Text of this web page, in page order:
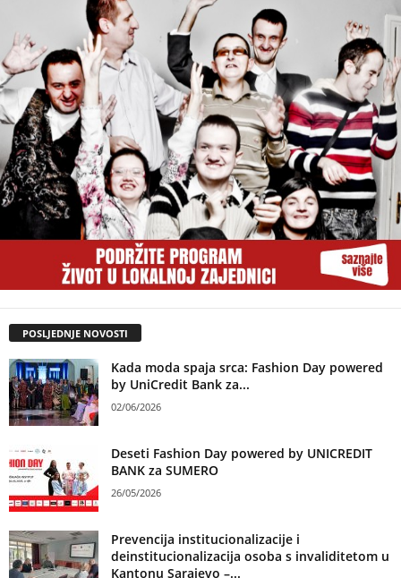
POSLJEDNJE NOVOSTI
Kada moda spaja srca: Fashion Day powered
by UniCredit Bank za...
02/06/2026
Deseti Fashion Day powered by UNICREDIT
BANK za SUMERO
26/05/2026
Prevencija institucionalizacije i
deinstitucionalizacija osoba s invaliditetom u
Kantonu Sarajevo –...